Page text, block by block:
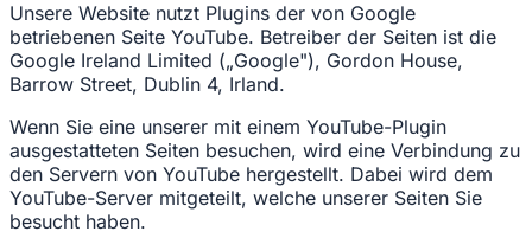
Unsere Website nutzt Plugins der von Google
betriebenen Seite YouTube. Betreiber der Seiten ist die
Google Ireland Limited („Google"), Gordon House,
Barrow Street, Dublin 4, Irland.
Wenn Sie eine unserer mit einem YouTube-Plugin
ausgestatteten Seiten besuchen, wird eine Verbindung zu
den Servern von YouTube hergestellt. Dabei wird dem
YouTube-Server mitgeteilt, welche unserer Seiten Sie
besucht haben.